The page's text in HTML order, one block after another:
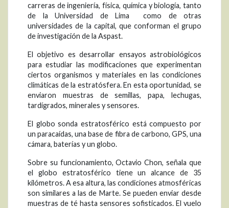
carreras de ingeniería, física, química y biología, tanto
de la Universidad de Lima como de otras
universidades de la capital, que conforman el grupo
de investigación de la Aspast.
El objetivo es desarrollar ensayos astrobiológicos
para estudiar las modificaciones que experimentan
ciertos organismos y materiales en las condiciones
climáticas de la estratósfera. En esta oportunidad, se
enviaron muestras de semillas, papa, lechugas,
tardígrados, minerales y sensores.
El globo sonda estratosférico está compuesto por
un paracaídas, una base de fibra de carbono, GPS, una
cámara, baterías y un globo.
Sobre su funcionamiento, Octavio Chon, señala que
el globo estratosférico tiene un alcance de 35
kilómetros. A esa altura, las condiciones atmosféricas
son similares a las de Marte. Se pueden enviar desde
muestras de té hasta sensores sofisticados. El vuelo